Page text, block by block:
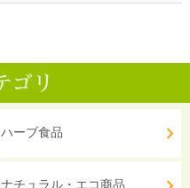
ハーブ食品
ナチュラル・エコ商品